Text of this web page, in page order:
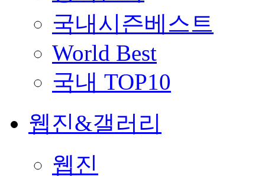
국내시즌베스트
World Best
국내 TOP10
웹진&갤러리
웹진